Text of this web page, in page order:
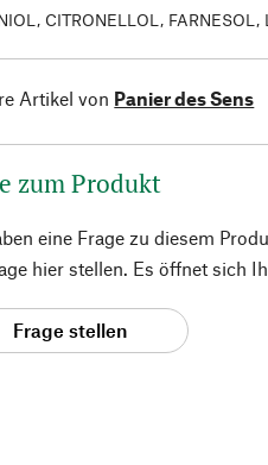
CITRONELLOL, FARNESOL,
Artikel von Panier des Sens
zum Produkt
eine Frage zu diesem
hier stellen. Es öffnet sich
Frage stellen